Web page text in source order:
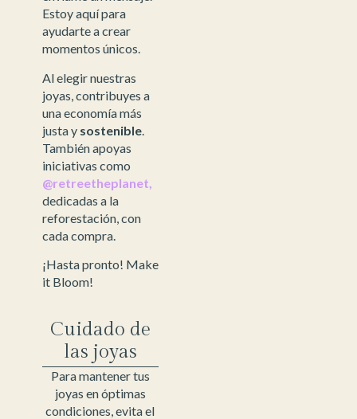
Estoy aquí para
ayudarte a crear
momentos únicos.
Al elegir nuestras
joyas, contribuyes a
una economía más
justa y sostenible.
También apoyas
iniciativas como
@retreetheplanet,
dedicadas a la
reforestación, con
cada compra.
¡Hasta pronto! Make
it Bloom!
Cuidado de
las joyas
Para mantener tus
joyas en óptimas
condiciones, evita el